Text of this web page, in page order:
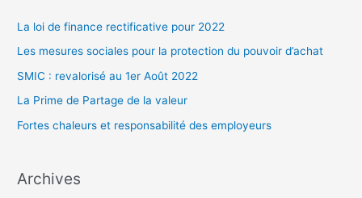
des
infractions
r
c
h
La loi de finance rectificative pour 2022
Les mesures sociales pour la protection du pouvoir d’achat
SMIC : revalorisé au 1er Août 2022
La Prime de Partage de la valeur
Fortes chaleurs et responsabilité des employeurs
Archives